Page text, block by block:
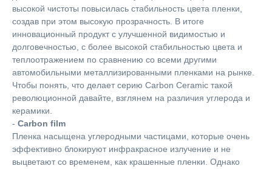
высокой чистоты повысилась стабильность цвета пленки,
создав при этом высокую прозрачность. В итоге
инновационный продукт с улучшенной видимостью и
долговечностью, с более высокой стабильностью цвета и
теплоотражением по сравнению со всеми другими
автомобильными металлизированными пленками на рынке.
Чтобы понять, что делает серию Carbon Ceramic такой
революционной давайте, взглянем на различия углерода и
керамики.
- Carbon film
Пленка насыщена углеродными частицами, которые очень
эффективно блокируют инфракрасное излучение и не
выцветают со временем, как крашенные пленки. Однако